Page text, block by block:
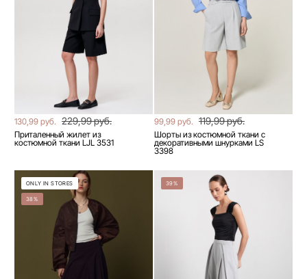
130,99 руб. 229,99 руб.
Приталенный жилет из
костюмной ткани LJL 3531
99,99 руб. 119,99 руб.
Шорты из костюмной ткани с
декоративными шнурками LS
3398
ONLY IN STORES
38%
39%